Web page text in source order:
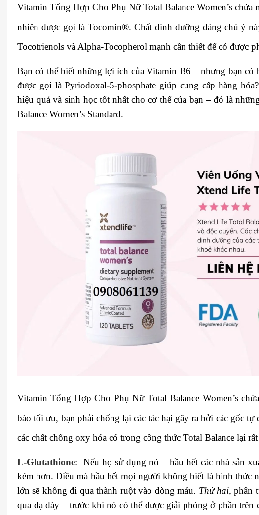
Vitamin Tổng Hợp Cho Phụ Nữ Total Balance Women’s chứa
nhiên được gọi là Tocomin®. Chất dinh dưỡng đáng chú ý
Tocotrienols và Alpha-Tocopherol mạnh cần thiết để có được
Bạn có thể biết những lợi ích của Vitamin B6 – nhưng bạn
được gọi là Pyriodoxal-5-phosphate giúp cung cấp hàng
hiệu quả và sinh học tốt nhất cho cơ thể của bạn – đó là
Balance Women’s Standard.
Vitamin Tổng Hợp Cho Phụ Nữ Total Balance Women’s
bào tối ưu, bạn phải chống lại các tác hại gây ra bởi các gốc
các chất chống oxy hóa có trong công thức Total Balance lại
L-Glutathione: Nếu họ sử dụng nó – hầu hết các nhà sản
kém hơn. Điều mà hầu hết mọi người không biết là hình thức
lớn sẽ không đi qua thành ruột vào dòng máu. Thứ hai, phân
qua dạ dày – trước khi nó có thể được giải phóng ở phần